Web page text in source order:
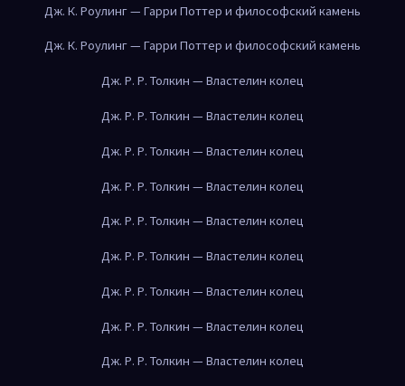
Дж. К. Роулинг — Гарри Поттер и философский камень
Дж. К. Роулинг — Гарри Поттер и философский камень
Дж. Р. Р. Толкин — Властелин колец
Дж. Р. Р. Толкин — Властелин колец
Дж. Р. Р. Толкин — Властелин колец
Дж. Р. Р. Толкин — Властелин колец
Дж. Р. Р. Толкин — Властелин колец
Дж. Р. Р. Толкин — Властелин колец
Дж. Р. Р. Толкин — Властелин колец
Дж. Р. Р. Толкин — Властелин колец
Дж. Р. Р. Толкин — Властелин колец